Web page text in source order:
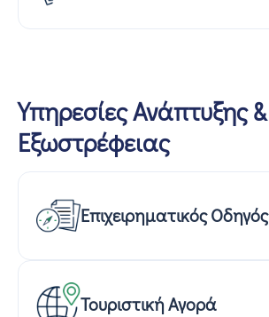
Υπηρεσίες Ανάπτυξης &
Εξωστρέφειας
Επιχειρηματικός Οδηγός
Τουριστική Αγορά